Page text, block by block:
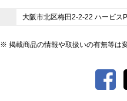
大阪市北区梅田2-2-22 ハービス
※ 掲載商品の情報や取扱いの有無等は